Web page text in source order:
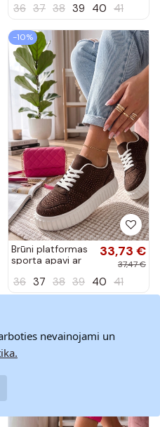
36 37 38 39 40 41
-10%
Brūni platformas
sporta apavi ar
33,73 €
37,47 €
36 37 38 39 40 41
nevainojami un